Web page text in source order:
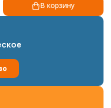
В корзину